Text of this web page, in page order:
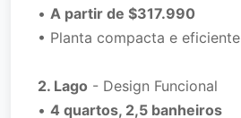
• A partir de $317.990
• Planta compacta e eficiente
2. Lago - Design Funcional
• 4 quartos, 2,5 banheiros